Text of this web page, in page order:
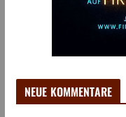
NEUE KOMMENTARE